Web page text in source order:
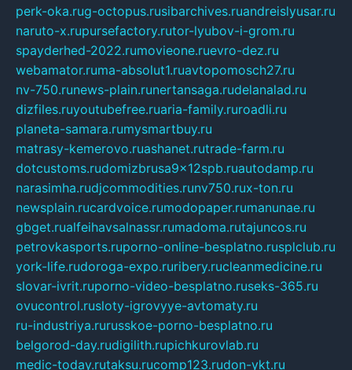
perk-oka.rug-octopus.rusibarchives.ruandreislyusar.ru
naruto-x.rupursefactory.rutor-lyubov-i-grom.ru
spayderhed-2022.rumovieone.ruevro-dez.ru
webamator.ruma-absolut1.ruavtopomosch27.ru
nv-750.runews-plain.runertansaga.rudelanalad.ru
dizfiles.ruyoutubefree.ruaria-family.ruroadli.ru
planeta-samara.rumysmartbuy.ru
matrasy-kemerovo.ruashanet.rutrade-farm.ru
dotcustoms.rudomizbrusa9x12spb.ruautodamp.ru
narasimha.rudjcommodities.runv750.rux-ton.ru
newsplain.rucardvoice.rumodopaper.rumanunae.ru
gbget.rualfeihavsalnassr.rumadoma.rutajuncos.ru
petrovkasports.ruporno-online-besplatno.rusplclub.ru
york-life.rudoroga-expo.ruribery.rucleanmedicine.ru
slovar-ivrit.ruporno-video-besplatno.ruseks-365.ru
ovucontrol.rusloty-igrovyye-avtomaty.ru
ru-industriya.rurusskoe-porno-besplatno.ru
belgorod-day.rudigilith.rupichkurovlab.ru
medic-today.rutaksu.rucomp123.rudon-ykt.ru